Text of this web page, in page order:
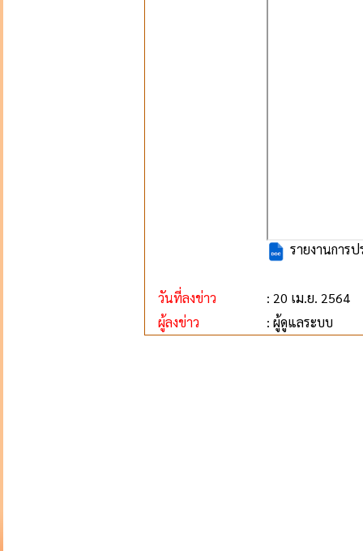
รายงานการ
วันที่ลงข่าว
: 20 เม.ย. 2564
ผู้ลงข่าว
: ผู้ดูแลระบบ